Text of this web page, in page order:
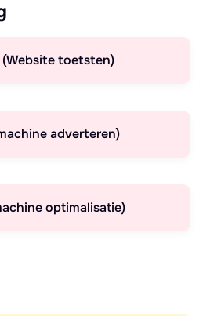
toetsten)
adverteren)
optimalisatie)